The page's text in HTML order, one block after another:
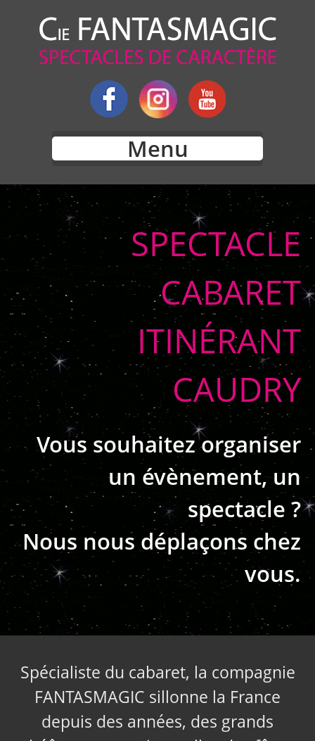
Menu
SPECTACLE
CABARET
ITINÉRANT
CAUDRY
Vous souhaitez organiser
un évènement, un
spectacle ?
Nous nous déplaçons chez
vous.
Spécialiste du cabaret, la compagnie
FANTASMAGIC sillonne la France
depuis des années, des grands